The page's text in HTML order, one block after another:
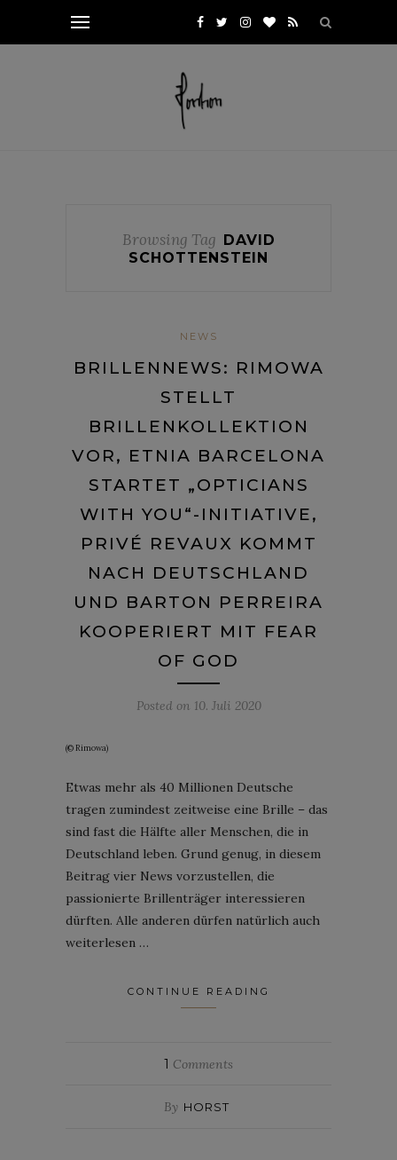
Browsing Tag DAVID
SCHOTTENSTEIN
NEWS
BRILLENNEWS: RIMOWA
STELLT
BRILLENKOLLEKTION
VOR, ETNIA BARCELONA
STARTET „OPTICIANS
WITH YOU“-INITIATIVE,
PRIVÉ REVAUX KOMMT
NACH DEUTSCHLAND
UND BARTON PERREIRA
KOOPERIERT MIT FEAR
OF GOD
Posted on 10. Juli 2020
(© Rimowa)
Etwas mehr als 40 Millionen Deutsche
tragen zumindest zeitweise eine Brille – das
sind fast die Hälfte aller Menschen, die in
Deutschland leben. Grund genug, in diesem
Beitrag vier News vorzustellen, die
passionierte Brillenträger interessieren
dürften. Alle anderen dürfen natürlich auch
weiterlesen …
CONTINUE READING
1 Comments
By HORST